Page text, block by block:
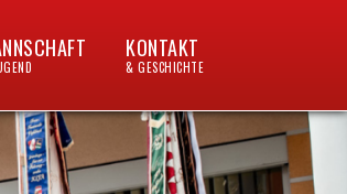
KONTAKT
& GESCHICHTE